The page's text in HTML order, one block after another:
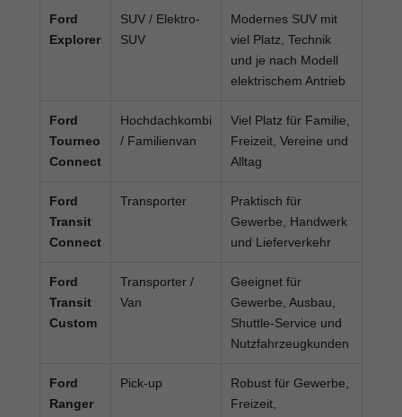
Ford
Explorer
SUV / Elektro-
SUV
Modernes SUV mit
viel Platz, Technik
und je nach Modell
elektrischem Antrieb
Ford
Tourneo
Connect
Hochdachkombi
/ Familienvan
Viel Platz für Familie,
Freizeit, Vereine und
Alltag
Ford
Transit
Connect
Transporter
Praktisch für
Gewerbe, Handwerk
und Lieferverkehr
Ford
Transit
Custom
Transporter /
Van
Geeignet für
Gewerbe, Ausbau,
Shuttle-Service und
Nutzfahrzeugkunden
Ford
Ranger
Pick-up
Robust für Gewerbe,
Freizeit,